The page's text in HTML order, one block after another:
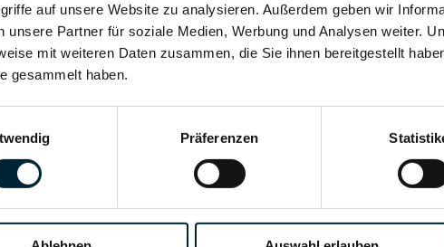
auf unsere Website zu analysieren. Außerdem geben wir
unsere Partner für soziale Medien, Werbung und Analysen weiter.
mit weiteren Daten zusammen, die Sie ihnen bereitgestellt
gesammelt haben.
Präferenzen
(m/ž/d)